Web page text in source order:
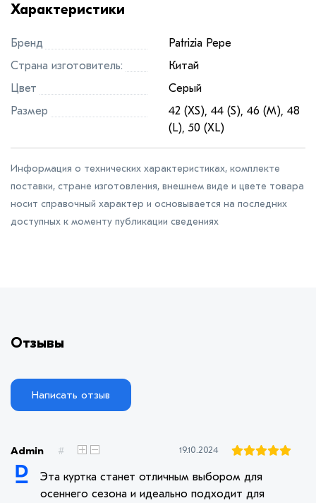
Характеристики
Бренд
Patrizia Pepe
Страна изготовитель:
Китай
Цвет
Серый
Размер
42 (XS), 44 (S), 46 (M), 48
(L), 50 (XL)
Информация о технических характеристиках, комплекте
поставки, стране изготовления, внешнем виде и цвете товара
носит справочный характер и основывается на последних
доступных к моменту публикации сведениях
Отзывы
Написать отзыв
Admin 19.10.2024
#
Эта куртка станет отличным выбором для
осеннего сезона и идеально подходит для